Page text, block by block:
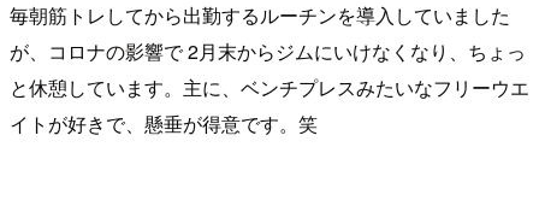
毎朝筋トレしてから出勤するルーチンを導入していました
が、コロナの影響で 2月末からジムにいけなくなり、ちょっ
と休憩しています。主に、ベンチプレスみたいなフリーウエ
イトが好きで、懸垂が得意です。笑